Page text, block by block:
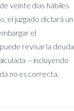
veinte días hábiles
el juzgado dictará un
el
revisar la deuda
—incluyendo
no es correcta,